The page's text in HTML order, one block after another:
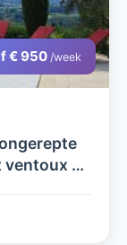
€ 950 /week
ventoux 4